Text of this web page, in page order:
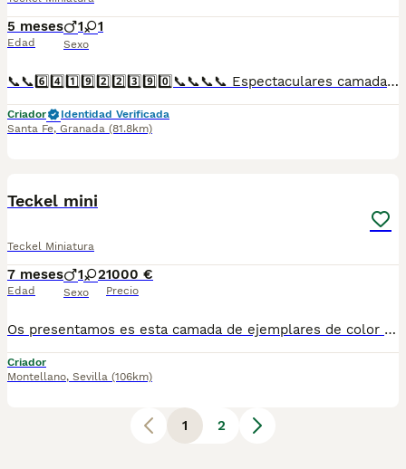
5 meses
Edad
1 1
Sexo
📞📞6️⃣4️⃣1️⃣9️⃣2️⃣2️⃣3️⃣9️⃣0️⃣📞📞📞📞 Espectaculares camadas de perritos de Teckel miniatura descendientes de las mejores líneas de sangre. Disponibles tanto hembras como machos. Las camadas están bajo supervisión veterinaria desde su nacimiento hasta que son entregadas a su nueva familia. Criados por un equipo de profesionales y mejores personas que, con más de 20 años de experiencia , cuidan a los animales por vocación, aplicando una cría ética y responsable para que cada cachorro se desarrolle con la mejor salud y con un buen temperamento. Todos los cachorritos se entregan con unos dos meses y medio de edad y sus vacunas correspondientes, desparasitados interna y externamente, con certificado de salud, y garantía tanto por enfermedad vírica como congénito genética. Posibilidad de entregar en toda España mediante transporte propio preparado para animales y con chofer privado. Los precios pueden variar según las características y morfología de cada cachorro. Añádenos al whats app o llámanos, y encantados atenderemos todas tus dudas y consultas. Teléfono / Whats app: 641 92 23 90
Criador
Identidad Verificada
Santa Fe, Granada (81.8km)
Teckel mini
Teckel Miniatura
7 meses
Edad
1 2
Sexo
1000 €
Precio
Os presentamos es esta camada de ejemplares de color chocolate liso y chocolate arlequín se entrega con toda la documentación al día, hacemos envíos a toda España y cuando el perrito llegue a su casa lo pagaría (contrareembolso). Puedes ver más ejemplares en nuestro Tik Tok: @pirobullcriadero @ctrocaninopirobull8 Para más información puedes hablarnos al 694401478
Criador
Montellano, Sevilla (106km)
1 2